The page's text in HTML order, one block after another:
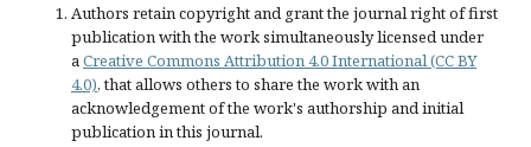
Authors retain copyright and grant the journal right of first
publication with the work simultaneously licensed under
aCreative Commons Attribution 4.0 International (CC BY
4.0), that allows others to share the work with an
acknowledgement of the work's authorship and initial
publication in this journal.